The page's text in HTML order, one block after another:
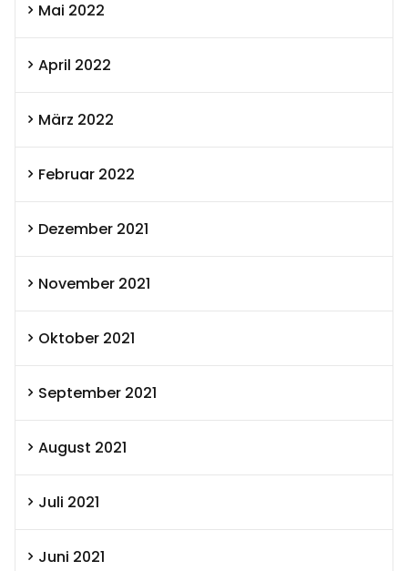
Mai 2022
April 2022
März 2022
Februar 2022
Dezember 2021
November 2021
Oktober 2021
September 2021
August 2021
Juli 2021
Juni 2021